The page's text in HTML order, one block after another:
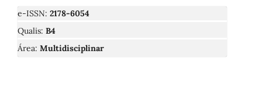
e-ISSN: 2178-6054
Qualis: B4
Área: Multidisciplinar